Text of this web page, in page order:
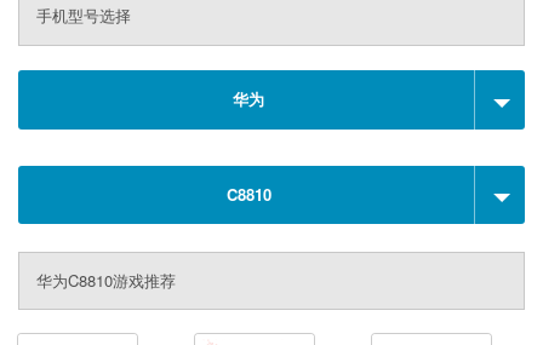
手机型号选择
华为
C8810
华为C8810游戏推荐